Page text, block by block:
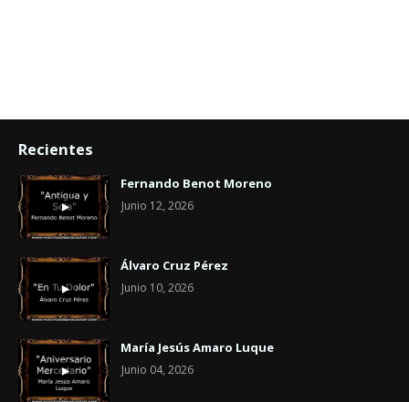
Recientes
Fernando Benot Moreno
Junio 12, 2026
Álvaro Cruz Pérez
Junio 10, 2026
María Jesús Amaro Luque
Junio 04, 2026